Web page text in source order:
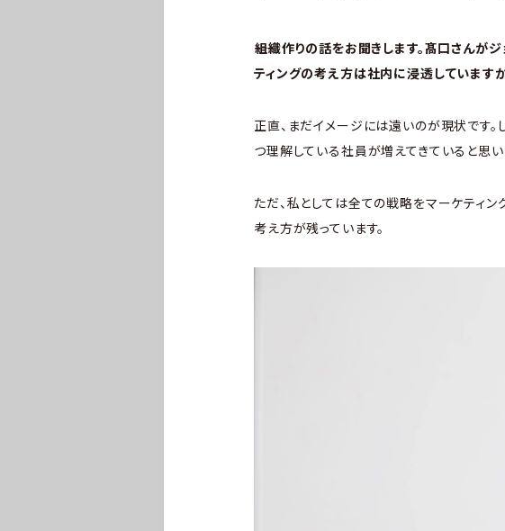
――組織作りの話をお聞きします。髙口さん
ティングの考え方は社内に浸透していますか
正直、まだイメージには遠いのが現状です。
つ理解している社員が増えてきていると思い
ただ、私としては全ての戦略をマーケティン
考え方が残っています。